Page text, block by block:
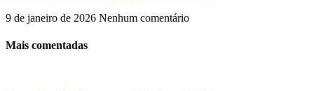
9 de janeiro de 2026 Nenhum comentário
Mais comentadas